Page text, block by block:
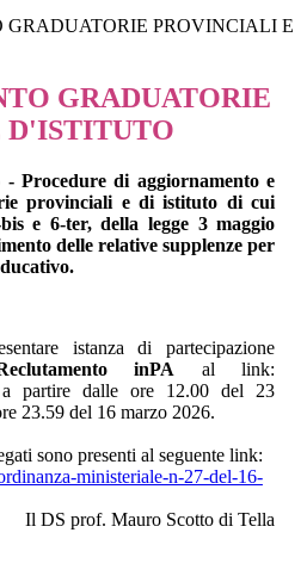
GRADUATORIE PROVINCIALI E
GRADUATORIE
- Procedure di aggiornamento e
provinciali e di istituto di cui
e 6-ter, della legge 3 maggio
delle relative supplenze per
istanza di partecipazione
inPA al link:
partire dalle ore 12.00 del 23
23.59 del 16 marzo 2026.
sono presenti al seguente link:
ministeriale-n-27-del-16-
Il DS prof. Mauro Scotto di Tella